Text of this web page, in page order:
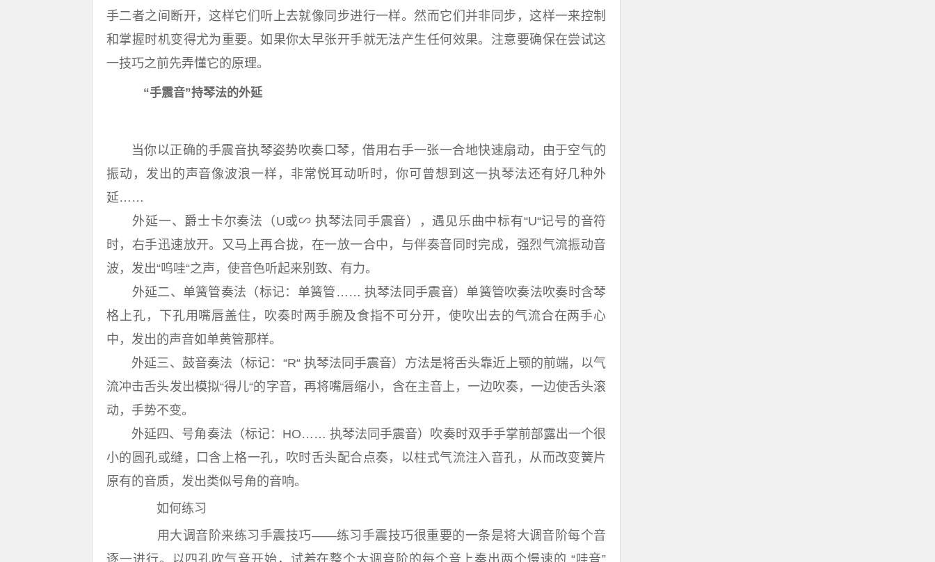
手二者之间断开，这样它们听上去就像同步进行一样。然而它们并非同步，这样一来控制
和掌握时机变得尤为重要。如果你太早张开手就无法产生任何效果。注意要确保在尝试这
一技巧之前先弄懂它的原理。
“手震音”持琴法的外延
当你以正确的手震音执琴姿势吹奏口琴，借用右手一张一合地快速扇动，由于空气的
振动，发出的声音像波浪一样，非常悦耳动听时，你可曾想到这一执琴法还有好几种外
延……
外延一、爵士卡尔奏法（U或∽ 执琴法同手震音），遇见乐曲中标有“U“记号的音符
时，右手迅速放开。又马上再合拢，在一放一合中，与伴奏音同时完成，强烈气流振动音
波，发出“呜哇“之声，使音色听起来别致、有力。
外延二、单簧管奏法（标记：单簧管…… 执琴法同手震音）单簧管吹奏法吹奏时含琴
格上孔，下孔用嘴唇盖住，吹奏时两手腕及食指不可分开，使吹出去的气流合在两手心
中，发出的声音如单黄管那样。
外延三、鼓音奏法（标记：“R“ 执琴法同手震音）方法是将舌头靠近上颚的前端，以气
流冲击舌头发出模拟“得儿“的字音，再将嘴唇缩小，含在主音上，一边吹奏，一边使舌头滚
动，手势不变。
外延四、号角奏法（标记：HO…… 执琴法同手震音）吹奏时双手手掌前部露出一个很
小的圆孔或缝，口含上格一孔，吹时舌头配合点奏，以柱式气流注入音孔，从而改变簧片
原有的音质，发出类似号角的音响。
如何练习
用大调音阶来练习手震技巧——练习手震技巧很重要的一条是将大调音阶每个音
逐一进行。以四孔吹气音开始，试着在整个大调音阶的每个音上奏出两个慢速的 “哇音”